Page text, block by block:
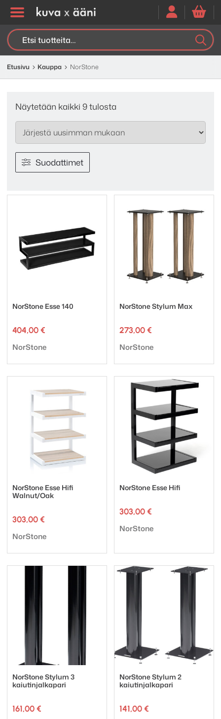
Etsi:
Etusivu Kauppa NorStone
Näytetään kaikki 9 tulosta
by
latest
Suodattimet
NorStone Esse 140
404,00 €
Tuotemerkki:
NorStone
NorStone Stylum Max
273,00 €
Tuotemerkki:
NorStone
NorStone Esse Hifi
Walnut/Oak
303,00 €
Tuotemerkki:
NorStone
NorStone Esse Hifi
303,00 €
Tuotemerkki:
NorStone
NorStone Stylum 3
kaiutinjalkapari
161,00 €
NorStone Stylum 2
kaiutinjalkapari
141,00 €